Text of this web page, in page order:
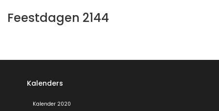
Feestdagen 2144
Kalenders
Kalender 2020